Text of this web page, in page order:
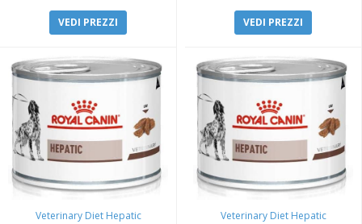
VEDI PREZZI VEDI PREZZI
Veterinary Diet Hepatic Veterinary Diet Hepatic